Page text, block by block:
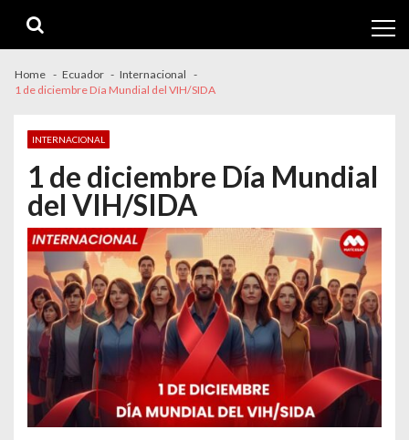
navigation
content
Home Ecuador
Internacional
1 de diciembre Día Mundial del VIH/SIDA
INTERNACIONAL
1 de diciembre Día Mundial
del VIH/SIDA